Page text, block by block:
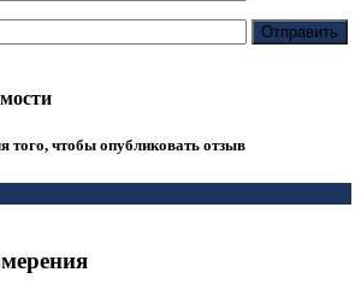
того, чтобы опубликовать отзыв